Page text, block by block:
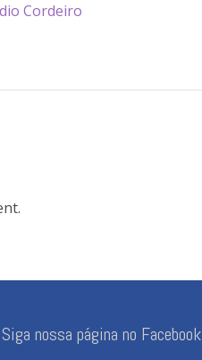
Cordeiro
Siga nossa página no Facebook